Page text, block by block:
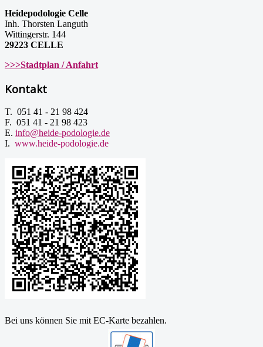
Heidepodologie Celle
Inh. Thorsten Languth
Wittingerstr. 144
29223 CELLE
>>>Stadtplan / Anfahrt
Kontakt
T. 051 41 - 21 98 424
F. 051 41 - 21 98 423
E. info@heide-podologie.de
I. www.heide-podologie.de
Bei uns können Sie mit EC-Karte bezahlen.